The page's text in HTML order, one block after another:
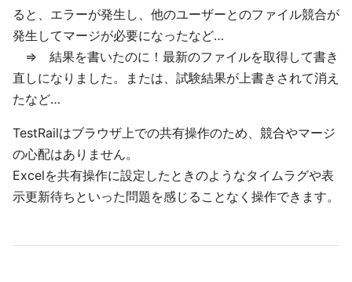
ると、エラーが発生し、他のユーザーとのファイル競合が
発生してマージが必要になったなど…
⇒ 結果を書いたのに！最新のファイルを取得して書き
直しになりました。または、試験結果が上書きされて消え
たなど…
TestRailはブラウザ上での共有操作のため、競合やマージ
の心配はありません。
Excelを共有操作に設定したときのようなタイムラグや表
示更新待ちといった問題を感じることなく操作できます。